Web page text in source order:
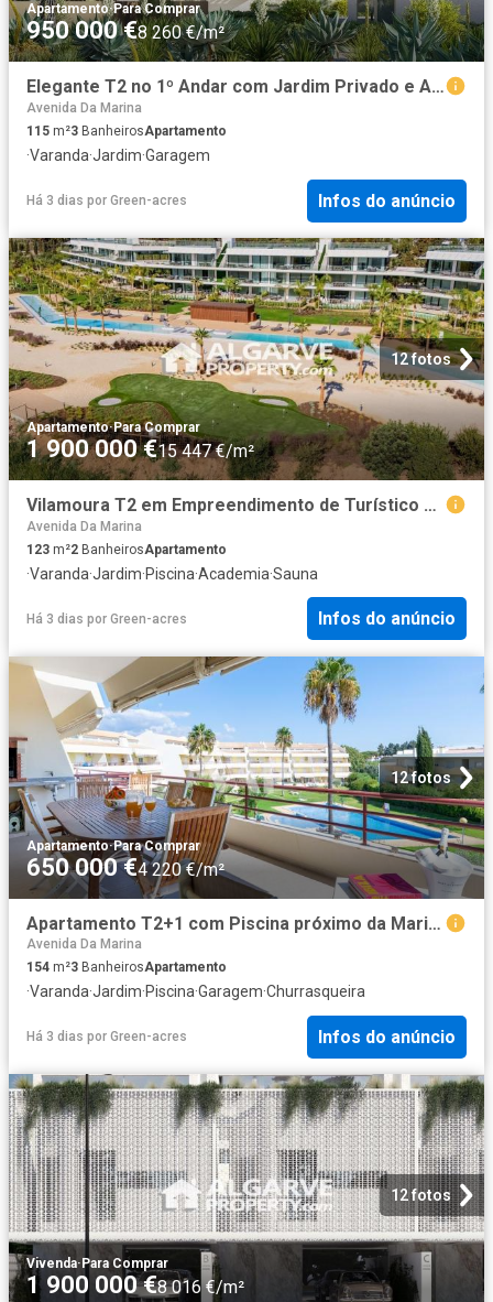
Apartamento·Para Comprar
950 000 €8 260 €/m²
Elegante T2 no 1º Andar com Jardim Privado e Arrecadação Esp. 115m² Quarteira
Avenida Da Marina
115 m²3 BanheirosApartamento
·Varanda·Jardim·Garagem
Há 3 dias por Green-acres Infos do anúncio
12 fotos
Apartamento·Para Comprar
1 900 000 €15 447 €/m²
Vilamoura T2 em Empreendimento de Turístico de Luxo com vi. 123m² Quarteira
Avenida Da Marina
123 m²2 BanheirosApartamento
·Varanda·Jardim·Piscina·Academia·Sauna
Há 3 dias por Green-acres Infos do anúncio
12 fotos
Apartamento·Para Comprar
650 000 €4 220 €/m²
Apartamento T2+1 com Piscina próximo da Marina de Vilamoura 154m² Quarteira
Avenida Da Marina
154 m²3 BanheirosApartamento
·Varanda·Jardim·Piscina·Garagem·Churrasqueira
Há 3 dias por Green-acres Infos do anúncio
12 fotos
Vivenda· Para Comprar
1 900 000 €8 016 €/m²